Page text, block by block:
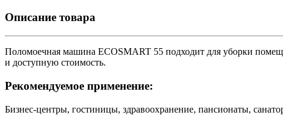
Описание товара
Поломоечная машина ECOSMART 55 подходит для уборки
и доступную стоимость.
Рекомендуемое применение:
Бизнес-центры, гостиницы, здравоохранение, пансионаты,